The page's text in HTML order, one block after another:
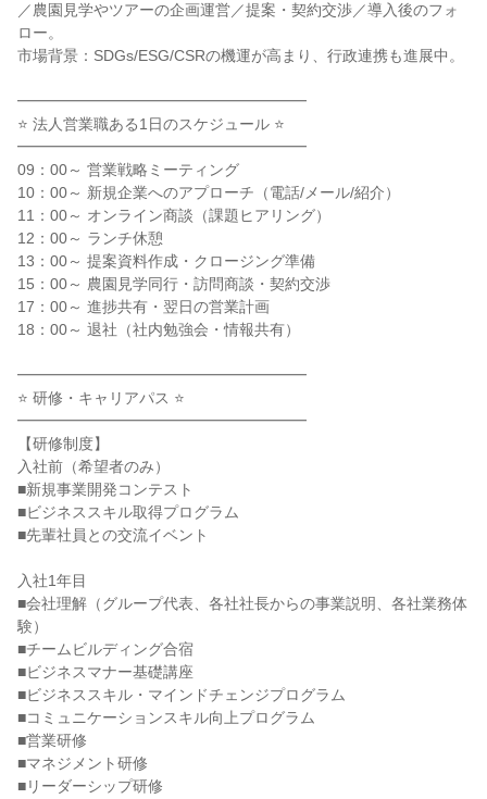
／農園見学やツアーの企画運営／提案・契約交渉／導入後のフォ
ロー。
市場背景：SDGs/ESG/CSRの機運が高まり、行政連携も進展中。
━━━━━━━━━━━━━━━━━━━
⭐ 法人営業職ある1日のスケジュール ⭐
━━━━━━━━━━━━━━━━━━━
09：00～ 営業戦略ミーティング
10：00～ 新規企業へのアプローチ（電話/メール/紹介）
11：00～ オンライン商談（課題ヒアリング）
12：00～ ランチ休憩
13：00～ 提案資料作成・クロージング準備
15：00～ 農園見学同行・訪問商談・契約交渉
17：00～ 進捗共有・翌日の営業計画
18：00～ 退社（社内勉強会・情報共有）
━━━━━━━━━━━━━━━━━━━
⭐ 研修・キャリアパス ⭐
━━━━━━━━━━━━━━━━━━━
【研修制度】
入社前（希望者のみ）
■新規事業開発コンテスト
■ビジネススキル取得プログラム
■先輩社員との交流イベント
入社1年目
■会社理解（グループ代表、各社社長からの事業説明、各社業務体
験）
■チームビルディング合宿
■ビジネスマナー基礎講座
■ビジネススキル・マインドチェンジプログラム
■コミュニケーションスキル向上プログラム
■営業研修
■マネジメント研修
■リーダーシップ研修